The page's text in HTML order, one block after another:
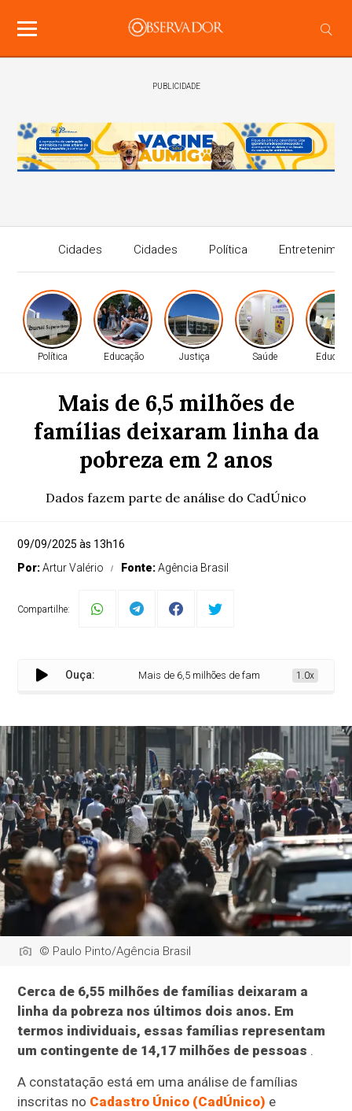
PUBLICIDADE
Cidades Cidades Política
Política Educação Justiça Saúde
Mais de 6,5 milhões de
famílias deixaram linha da
pobreza em 2 anos
Dados fazem parte de análise do CadÚnico
09/09/2025 às 13h16
Por:Artur Valério Fonte:Agência Brasil
Compartilhe:
Ouça: Mais de 6,5 milhões de famílias deixaram linha da
1.0x
© Paulo Pinto/Agência Brasil
Cerca de 6,55 milhões de famílias deixaram a
linha da pobreza nos últimos dois anos. Em
termos individuais, essas famílias representam
um contingente de 14,17 milhões de pessoas .
A constatação está em uma análise de famílias
inscritas no Cadastro Único (CadÚnico) e